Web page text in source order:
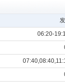
06:20-